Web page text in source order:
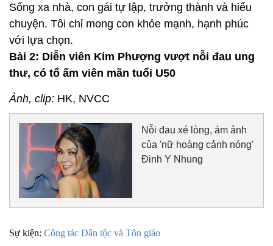
Sự kiện: Công tác Dân tộc và Tôn giáo
Sống xa nhà, con gái tự lập, trưởng thành và hiểu
chuyện. Tôi chỉ mong con khỏe mạnh, hạnh phúc
với lựa chọn.
Bài 2: Diễn viên Kim Phượng vượt nỗi đau ung
thư, có tổ ấm viên mãn tuổi U50
Ảnh, clip: HK, NVCC
Nỗi đau xé lòng, ám ảnh
của 'nữ hoàng cảnh nóng'
Đinh Y Nhung